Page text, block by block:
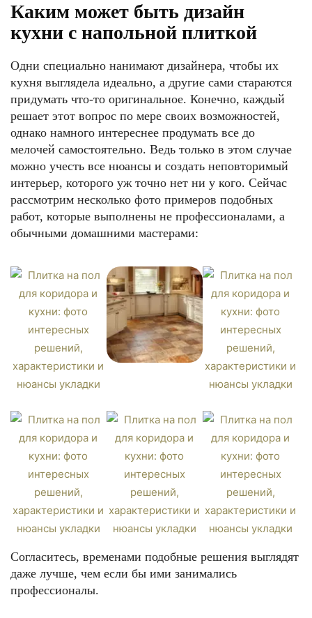
Каким может быть дизайн
кухни с напольной плиткой
Одни специально нанимают дизайнера, чтобы их
кухня выглядела идеально, а другие сами стараются
придумать что-то оригинальное. Конечно, каждый
решает этот вопрос по мере своих возможностей,
однако намного интереснее продумать все до
мелочей самостоятельно. Ведь только в этом случае
можно учесть все нюансы и создать неповторимый
интерьер, которого уж точно нет ни у кого. Сейчас
рассмотрим несколько фото примеров подобных
работ, которые выполнены не профессионалами, а
обычными домашними мастерами:
Согласитесь, временами подобные решения выглядят
даже лучше, чем если бы ими занимались
профессионалы.